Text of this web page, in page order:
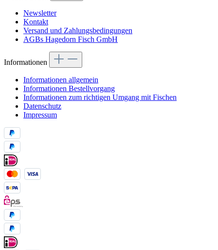
Newsletter
Kontakt
Versand und Zahlungsbedingungen
AGBs Hagedorn Fisch GmbH
Informationen
Informationen allgemein
Informationen Bestellvorgang
Informationen zum richtigen Umgang mit Fischen
Datenschutz
Impressum